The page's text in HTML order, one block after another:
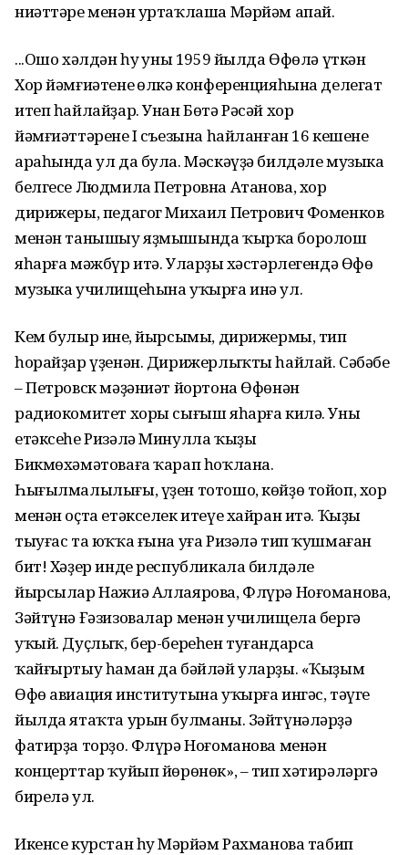
ниәттәре менән уртаҡлаша Мәрйәм апай.
...Ошо хәлдән һуң уны 1959 йылда Өфөлә үткән
Хор йәмғиәтенең өлкә конференцияһына делегат
итеп һайлайҙар. Унан Бөтә Рәсәй хор
йәмғиәттәренең I съезына һайланған 16 кешенең
араһында ул да була. Мәскәүҙә билдәле музыка
белгесе Людмила Петровна Атанова, хор
дирижеры, педагог Михаил Петрович Фоменков
менән танышыу яҙмышында ҡырҡа боролош
яһарға мәжбүр итә. Уларҙың хәстәрлегендә Өфө
музыка училищеһына уҡырға инә ул.
Кем булыр инең, йырсымы, дирижермы, тип
һорайҙар үҙенән. Дирижерлыҡты һайлай. Сәбәбе
– Петровск мәҙәниәт йортона Өфөнән
радиокомитет хоры сығыш яһарға килә. Уның
етәксеһе Ризәлә Минулла ҡыҙы
Бикмөхәмәтоваға ҡарап һоҡлана.
Һығылмалылығы, үҙен тотошо, көйҙө тойоп, хор
менән оҫта етәкселек итеүе хайран итә. Ҡыҙы
тыуғас та юҡҡа ғына уға Ризәлә тип ҡушмаған
бит! Хәҙер инде республикала билдәле
йырсылар Нажиә Аллаярова, Флүрә Ноғоманова,
Зәйтүнә Ғәзизовалар менән училищела бергә
уҡый. Дуҫлыҡ, бер-береһен туғандарса
ҡайғыртыу һаман да бәйләй уларҙы. «Ҡыҙым
Өфө авиация институтына уҡырға ингәс, тәүге
йылда ятаҡта урын булманы. Зәйтүнәләрҙә
фатирҙа торҙо. Флүрә Ноғоманова менән
концерттар ҡуйып йөрөнөк», – тип хәтирәләргә
бирелә ул.
Икенсе курстан һуң Мәрйәм Рахманова табип